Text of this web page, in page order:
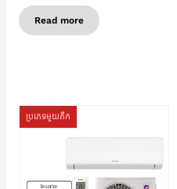
Read more
ប្រភេទមួយតឹក